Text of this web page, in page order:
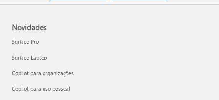
Novidades
Surface Pro
Surface Laptop
Copilot para organizações
Copilot para uso pessoal